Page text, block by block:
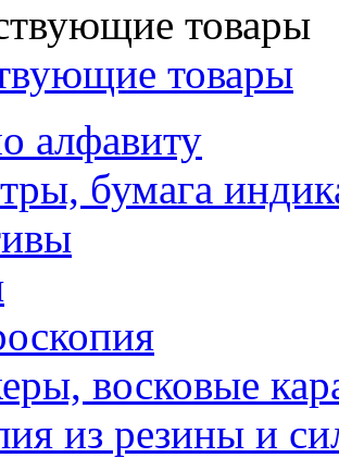
товары
алфавиту
бумага
восковые
из резины и